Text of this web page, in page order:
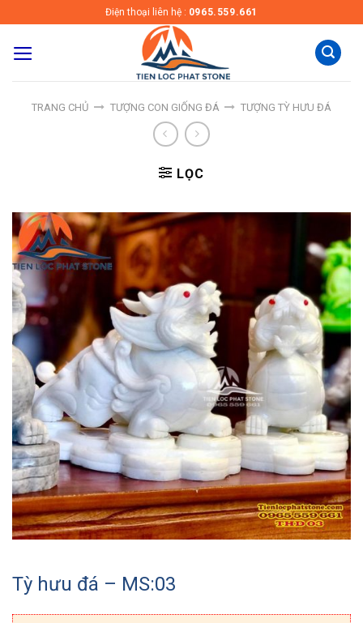
to
content
Điện thoại liên hệ : 0965.559.661
TRANG CHỦ TƯỢNG CON GIỐNG ĐÁ TƯỢNG TỲ HƯU ĐÁ
LỌC
Tỳ hưu đá – MS:03